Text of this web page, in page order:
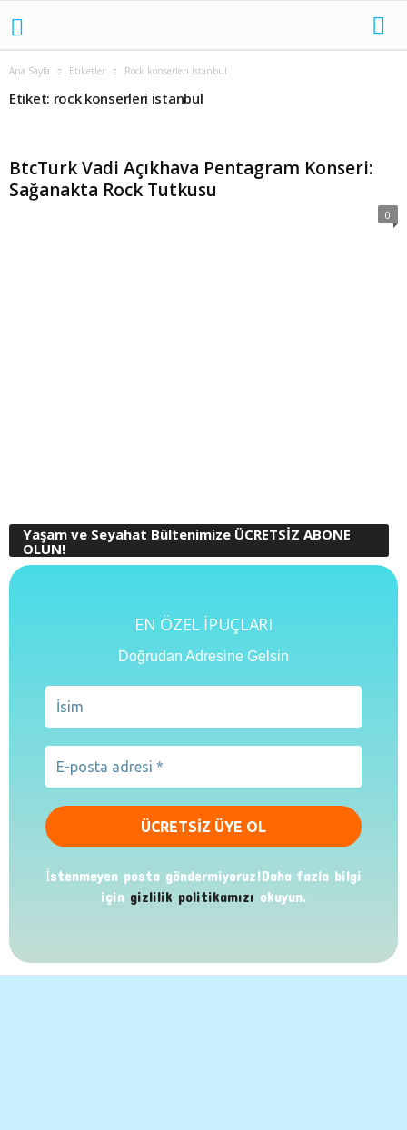
Ana Sayfa Etiketler Rock konserleri istanbul
Etiket: rock konserleri istanbul
BtcTurk Vadi Açıkhava Pentagram Konseri:
Sağanakta Rock Tutkusu
0
Yaşam ve Seyahat Bültenimize ÜCRETSİZ ABONE
OLUN!
EN ÖZEL İPUÇLARI
Doğrudan Adresine Gelsin
İstenmeyen posta göndermiyoruz!Daha fazla bilgi
için gizlilik politikamızı okuyun.